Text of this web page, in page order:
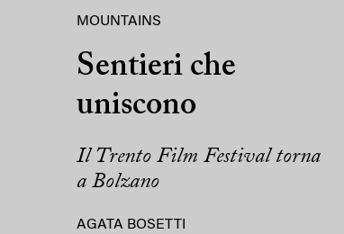
MOUNTAINS
Sentieri che
uniscono
Il Trento Film Festival torna
a Bolzano
AGATA BOSETTI